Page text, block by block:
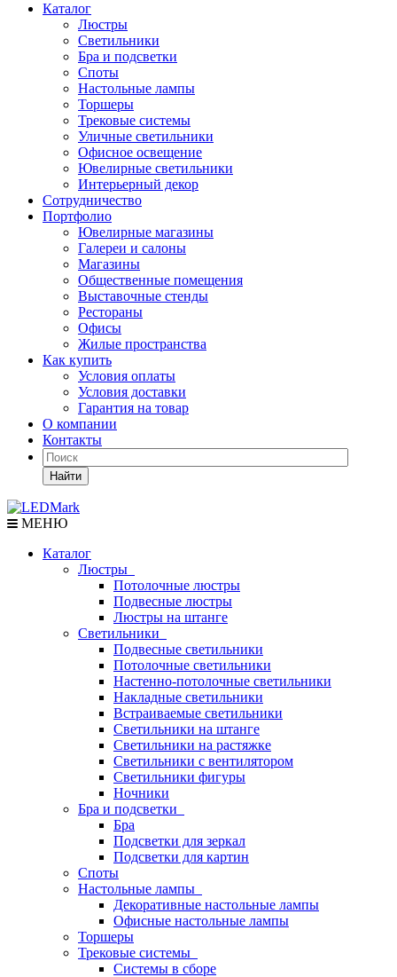
Каталог
Люстры
Светильники
Бра и подсветки
Споты
Настольные лампы
Торшеры
Трековые системы
Уличные светильники
Офисное освещение
Ювелирные светильники
Интерьерный декор
Сотрудничество
Портфолио
Ювелирные магазины
Галереи и салоны
Магазины
Общественные помещения
Выставочные стенды
Рестораны
Офисы
Жилые пространства
Как купить
Условия оплаты
Условия доставки
Гарантия на товар
О компании
Контакты
Найти
МЕНЮ
Каталог
Люстры
Потолочные люстры
Подвесные люстры
Люстры на штанге
Светильники
Подвесные светильники
Потолочные светильники
Настенно-потолочные светильники
Накладные светильники
Встраиваемые светильники
Светильники на штанге
Светильники на растяжке
Светильники с вентилятором
Светильники фигуры
Ночники
Бра и подсветки
Бра
Подсветки для зеркал
Подсветки для картин
Споты
Настольные лампы
Декоративные настольные лампы
Офисные настольные лампы
Торшеры
Трековые системы
Системы в сборе